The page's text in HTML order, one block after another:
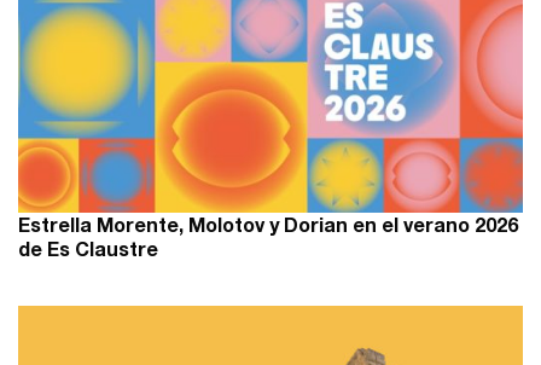
Estrella Morente, Molotov y Dorian en el verano 2026
de Es Claustre